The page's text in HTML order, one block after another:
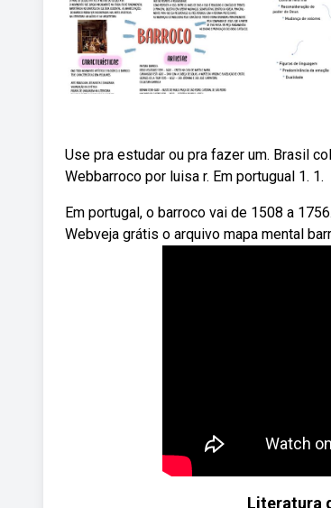
Use pra estudar ou pra fazer um. Brasil
Webbarroco por luisa r. Em portugual 1. 1.
Em portugal, o barroco vai de 1508 a
Webveja grátis o arquivo mapa mental
Literatura